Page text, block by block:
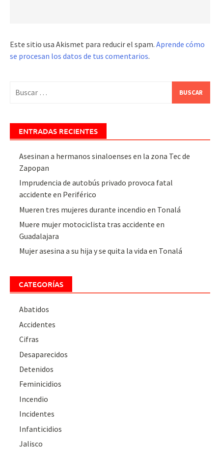
Este sitio usa Akismet para reducir el spam. Aprende cómo
se procesan los datos de tus comentarios.
ENTRADAS RECIENTES
Asesinan a hermanos sinaloenses en la zona Tec de
Zapopan
Imprudencia de autobús privado provoca fatal
accidente en Periférico
Mueren tres mujeres durante incendio en Tonalá
Muere mujer motociclista tras accidente en
Guadalajara
Mujer asesina a su hija y se quita la vida en Tonalá
CATEGORÍAS
Abatidos
Accidentes
Cifras
Desaparecidos
Detenidos
Feminicidios
Incendio
Incidentes
Infanticidios
Jalisco